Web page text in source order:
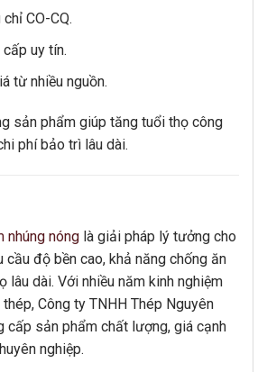
CO-CQ.
cấp uy tín.
từ nhiều nguồn.
sản phẩm giúp tăng tuổi thọ công
phí bảo trì lâu dài.
nhúng nóng là giải pháp lý tưởng cho
cầu độ bền cao, khả năng chống ăn
lâu dài. Với nhiều năm kinh nghiệm
Công ty TNHH Thép Nguyên
cấp sản phẩm chất lượng, giá cạnh
nghiệp.